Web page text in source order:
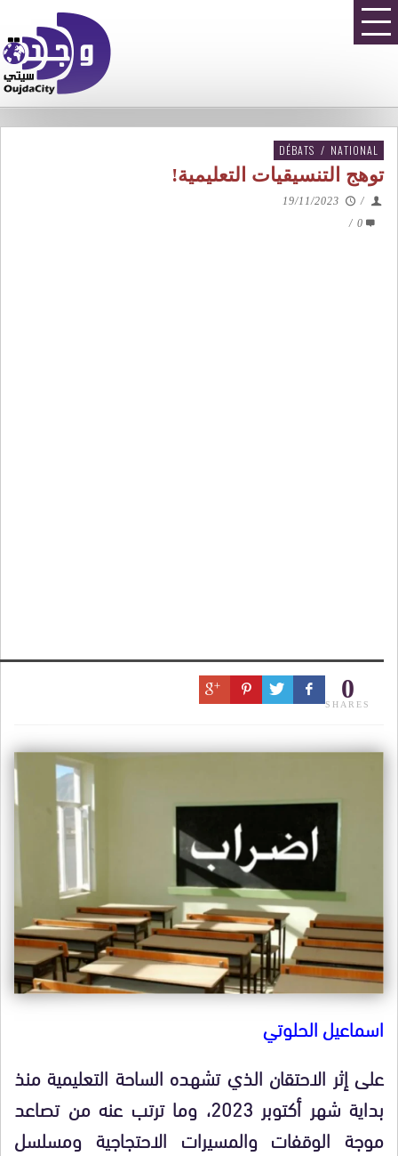
DÉBATS / NATIONAL
توهج التنسيقيات التعليمية!
/
19/11/2023
0
/
0
SHARES
اسماعيل الحلوتي
على إثر الاحتقان الذي تشهده الساحة التعليمية منذ
بداية شهر أكتوبر 2023، وما ترتب عنه من تصاعد
موجة الوقفات والمسيرات الاحتجاجية ومسلسل